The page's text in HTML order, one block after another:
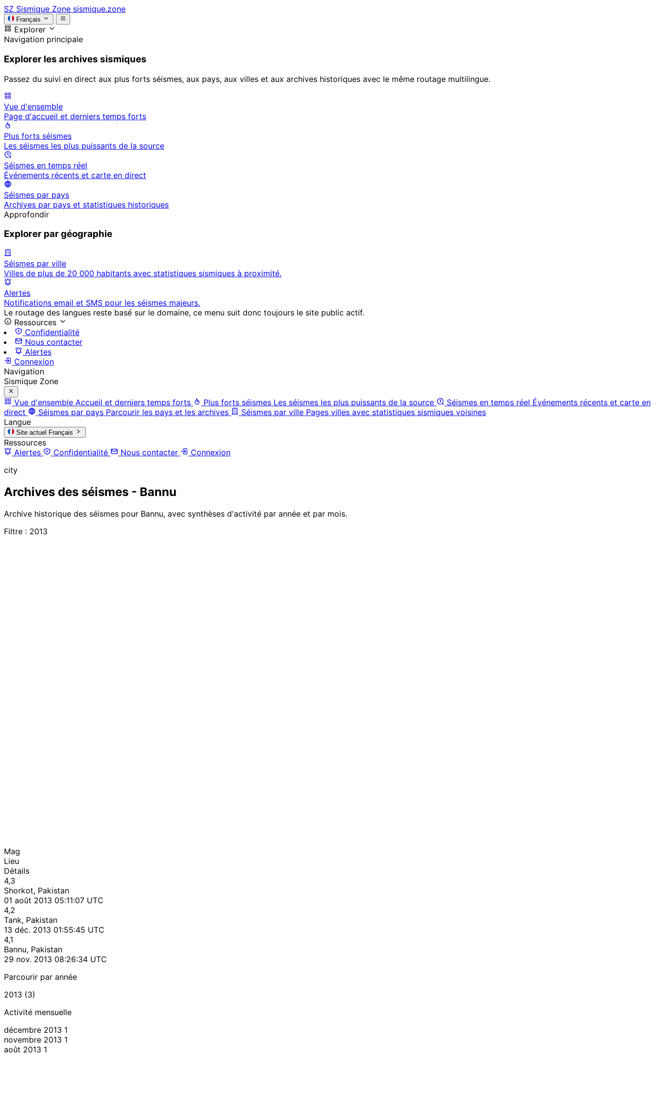
SZ Sismique Zone sismique.zone
Français
Explorer
Navigation principale
Explorer les archives sismiques
Passez du suivi en direct aux plus forts séismes, aux pays, aux villes et aux archives historiques avec le même routage multilingue.
Vue d'ensemble
Page d'accueil et derniers temps forts
Plus forts séismes
Les séismes les plus puissants de la source
Séismes en temps réel
Événements récents et carte en direct
Séismes par pays
Archives par pays et statistiques historiques
Approfondir
Explorer par géographie
Séismes par ville
Villes de plus de 20 000 habitants avec statistiques sismiques à proximité.
Alertes
Notifications email et SMS pour les séismes majeurs.
Le routage des langues reste basé sur le domaine, ce menu suit donc toujours le site public actif.
Ressources
Confidentialité
Nous contacter
Alertes
Connexion
Navigation
Sismique Zone
Vue d'ensemble Accueil et derniers temps forts Plus forts séismes Les séismes les plus puissants de la source Séismes en temps réel Événements récents et carte en
direct
Séismes par pays Parcourir les pays et les archives Séismes par ville Pages villes avec statistiques sismiques voisines
Langue
Site actuel Français
Ressources
Alertes
Confidentialité Nous contacter
Connexion
city
Archives des séismes - Bannu
Archive historique des séismes pour Bannu, avec synthèses d'activité par année et par mois.
Filtre : 2013
Mag
Lieu
Détails
4,3
Shorkot, Pakistan
01 août 2013 05:11:07 UTC
4,2
Tank, Pakistan
13 déc. 2013 01:55:45 UTC
4,1
Bannu, Pakistan
29 nov. 2013 08:26:34 UTC
Parcourir par année
2013 (3)
Activité mensuelle
décembre 2013 1
novembre 2013 1
août 2013 1